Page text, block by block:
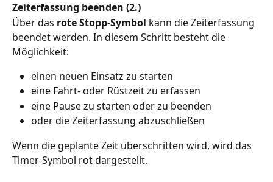
Zeiterfassung beenden (2.)
Über das roteStopp-Symbol kann die Zeiterfassung
beendet werden. In diesem Schritt besteht die
Möglichkeit:
einen neuen Einsatz zu starten
eine Fahrt- oder Rüstzeit zu erfassen
eine Pause zu starten oder zu beenden
oder die Zeiterfassung abzuschließen
Wenn die geplante Zeit überschritten wird, wird das
Timer-Symbol rot dargestellt.